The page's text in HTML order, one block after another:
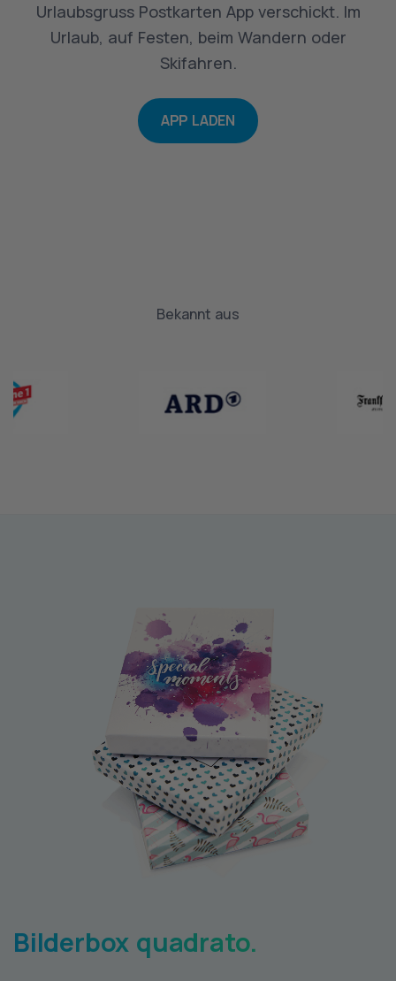
Urlaubsgruss Postkarten App verschickt. Im
Urlaub, auf Festen, beim Wandern oder
Skifahren.
APP LADEN
Bekannt aus
Bilderbox quadrato.